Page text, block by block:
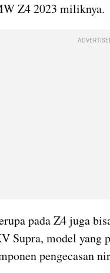
Z4 2023 miliknya.
pada Z4 juga
Supra, model yang
pengecasan